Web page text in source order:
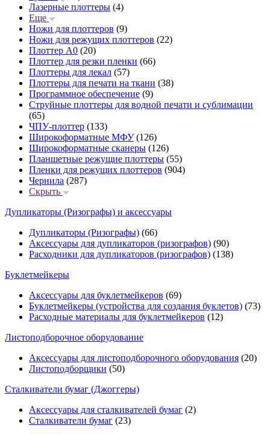
Лазерные плоттеры (4)
Еще
Ножи для плоттеров (9)
Ножи для режущих плоттеров (22)
Плоттер А0 (20)
Плоттер для резки пленки (66)
Плоттеры для лекал (57)
Плоттеры для печати на ткани (38)
Программное обеспечение (9)
Струйные плоттеры для водной печати и сублимации
(65)
ЧПУ-плоттер (133)
Широкоформатные МФУ(126)
Широкоформатные сканеры (126)
Планшетные режущие плоттеры (55)
Пленки для режущих плоттеров (904)
Чернила (287)
Скрыть
Дупликаторы (Ризографы) и аксессуары
Дупликаторы (Ризографы) (66)
Аксессуары для дупликаторов (ризографов) (90)
Расходники для дупликаторов (ризографов) (138)
Буклетмейкеры
Аксессуары для буклетмейкеров (69)
Буклетмейкеры (устройства для создания буклетов) (73)
Расходные материалы для буклетмейкеров (12)
Листоподборочное оборудование
Аксессуары для листоподборочного оборудования (20)
Листоподборщики (50)
Сталкиватели бумаг (Джоггеры)
Аксессуары для сталкивателей бумаг (2)
Сталкиватели бумаг (23)